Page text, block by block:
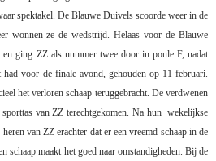
spektakel. De Blauwe Duivels scoorde weer in de
wonnen ze de wedstrijd. Helaas voor de Blauwe
ging ZZ als nummer twee door in poule F, nadat
voor de finale avond, gehouden op 11 februari.
het verloren schaap teruggebracht. De verdwenen
van ZZ terechtgekomen. Na hun wekelijkse
van ZZ erachter dat er een vreemd schaap in de
schaap maakt het goed naar omstandigheden. Bij de